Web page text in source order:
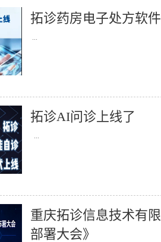
拓诊药房电子处方软件
...
拓诊AI问诊上线了
...
重庆拓诊信息技术有
部署大会》